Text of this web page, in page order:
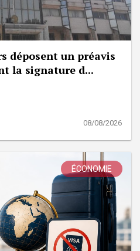
déposent un préavis
la signature d...
08/08/2026
ÉCONOMIE